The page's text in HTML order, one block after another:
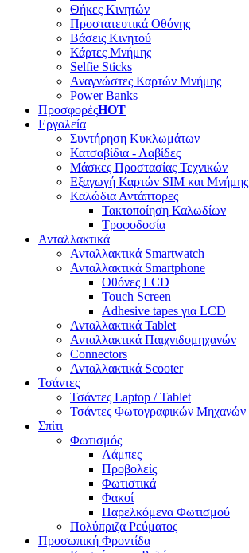
Θήκες Κινητών
Προστατευτικά Οθόνης
Βάσεις Κινητού
Κάρτες Μνήμης
Selfie Sticks
Αναγνώστες Καρτών Μνήμης
Power Banks
ΠροσφορέςHOT
Εργαλεία
Συντήρηση Κυκλωμάτων
Κατσαβίδια - Λαβίδες
Μάσκες Προστασίας Τεχνικών
Εξαγωγή Καρτών SIM και Μνήμης
Καλώδια Αντάπτορες
Τακτοποίηση Καλωδίων
Τροφοδοσία
Ανταλλακτικά
Ανταλλακτικά Smartwatch
Ανταλλακτικά Smartphone
Οθόνες LCD
Touch Screen
Adhesive tapes για LCD
Ανταλλακτικά Tablet
Ανταλλακτικά Παιχνιδομηχανών
Connectors
Ανταλλακτικά Scooter
Τσάντες
Τσάντες Laptop / Tablet
Τσάντες Φωτoγραφικών Μηχανών
Σπίτι
Φωτισμός
Λάμπες
Προβολείς
Φωτιστικά
Φακοί
Παρελκόμενα Φωτισμού
Πολύπριζα Ρεύματος
Προσωπική Φροντίδα